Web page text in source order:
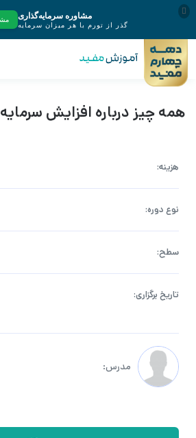
همه چیز درباره افزایش سرمایه
هزینه:
نوع دوره:
سطح:
تاریخ برگزاری:
مدرس: